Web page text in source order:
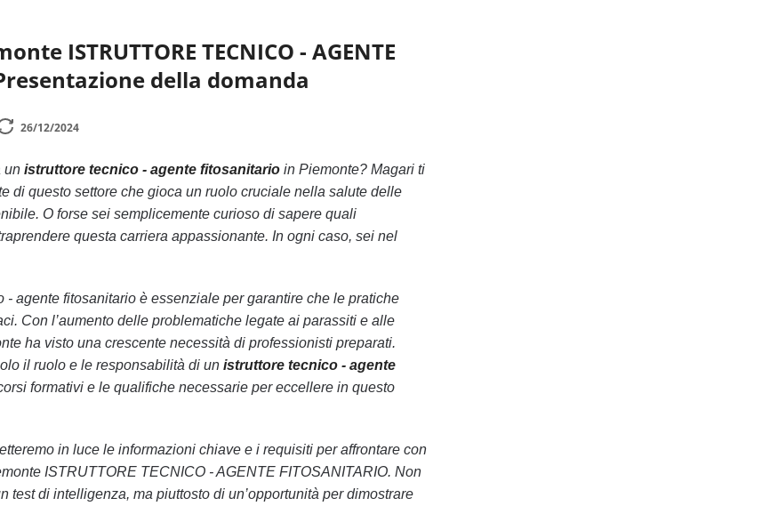
ISTRUTTORE TECNICO - AGENTE
della domanda
26/12/2024
un istruttore tecnico - agente fitosanitarioin Piemonte? Magari ti
di questo settore che gioca un ruolo cruciale nella salute delle
O forse sei semplicemente curioso di sapere quali
questa carriera appassionante. In ogni caso, sei nel
- agente fitosanitario è essenziale per garantire che le pratiche
Con l’aumento delle problematiche legate ai parassiti e alle
ha visto una crescente necessità di professionisti preparati.
il ruolo e le responsabilità di un istruttore tecnico - agente
formativi e le qualifiche necessarie per eccellere in questo
in luce le informazioni chiave e i requisiti per affrontare con
ISTRUTTORE TECNICO - AGENTE FITOSANITARIO. Non
test di intelligenza, ma piuttosto di un’opportunità per dimostrare